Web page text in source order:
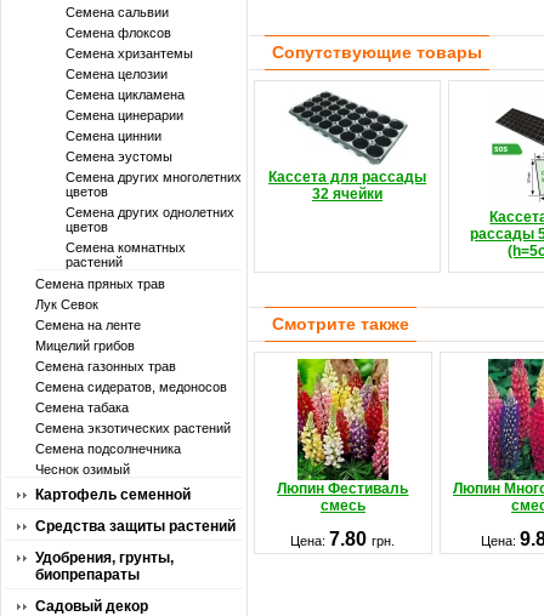
Семена сальвии
Семена флоксов
Семена хризантемы
Семена целозии
Семена цикламена
Семена цинерарии
Семена циннии
Семена эустомы
Семена других многолетних
цветов
Семена других однолетних
цветов
Семена комнатных
растений
Семена пряных трав
Лук Севок
Семена на ленте
Мицелий грибов
Семена газонных трав
Семена сидератов, медоносов
Семена табака
Семена экзотических растений
Семена подсолнечника
Чеснок озимый
Картофель семенной
Средства защиты растений
Удобрения, грунты,
биопрепараты
Садовый декор
Сопутствующие товары
Кассета для рассады
32 ячейки
рассады
Смотрите также
Люпин Фестиваль
смесь
Люпин
Цена: 7.80грн. Цена: